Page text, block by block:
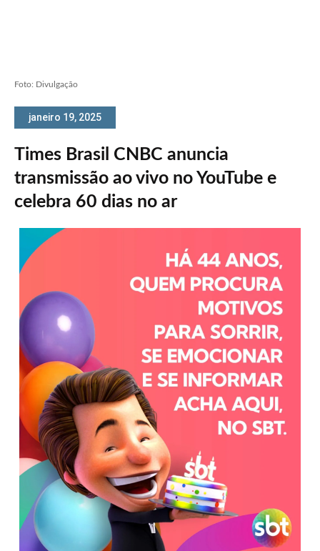
Foto: Divulgação
janeiro 19, 2025
Times Brasil CNBC anuncia
transmissão ao vivo no YouTube e
celebra 60 dias no ar